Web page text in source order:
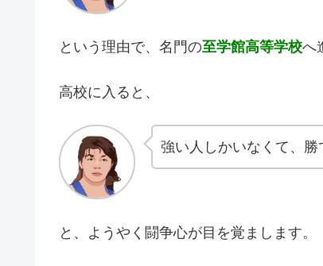
という理由で、名門の至学館高等学校へ
高校に入ると、
強い人しかいなくて、
と、ようやく闘争心が目を覚まします。